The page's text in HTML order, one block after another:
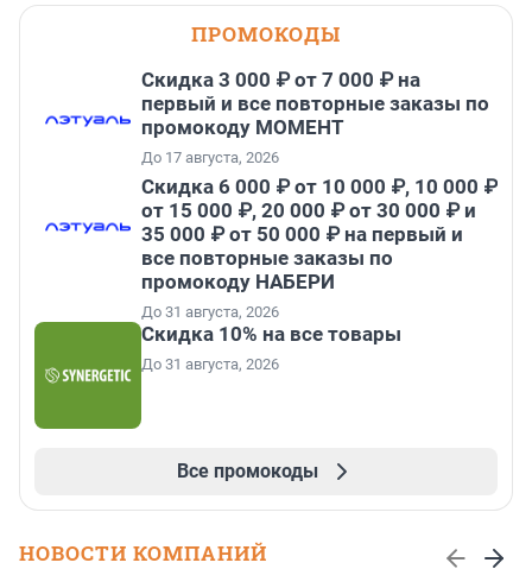
ПРОМОКОДЫ
Скидка 3 000 ₽ от 7 000 ₽ на
первый и все повторные заказы по
промокоду МОМЕНТ
До 17 августа, 2026
Скидка 6 000 ₽ от 10 000 ₽, 10 000 ₽
от 15 000 ₽, 20 000 ₽ от 30 000 ₽ и
35 000 ₽ от 50 000 ₽ на первый и
все повторные заказы по
промокоду НАБЕРИ
До 31 августа, 2026
Скидка 10% на все товары
До 31 августа, 2026
Все промокоды
НОВОСТИ КОМПАНИЙ